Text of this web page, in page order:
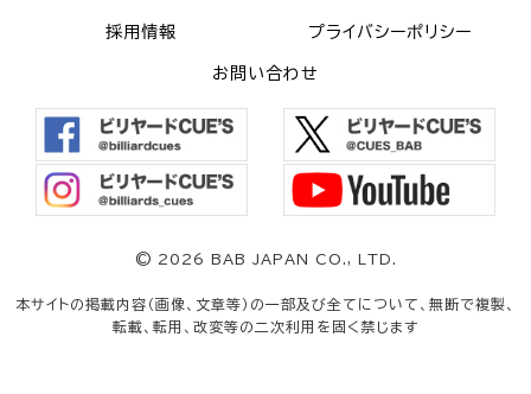
採用情報 プライバシーポリシー
お問い合わせ
© 2026 BAB JAPAN CO., LTD.
本サイトの掲載内容（画像、文章等）の一部及び全てについて、無断で複製、
転載、転用、改変等の二次利用を固く禁じます